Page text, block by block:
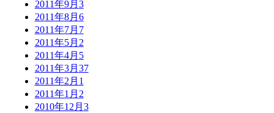
2011年9月 3
2011年8月 6
2011年7月 7
2011年5月 2
2011年4月 5
2011年3月 37
2011年2月 1
2011年1月 2
2010年12月 3